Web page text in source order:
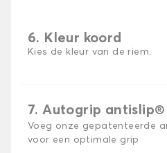
6. Kleur koord
Kies de kleur van de riem.
7. Autogrip antislip®
Voeg onze gepatenteerde
voor een optimale grip